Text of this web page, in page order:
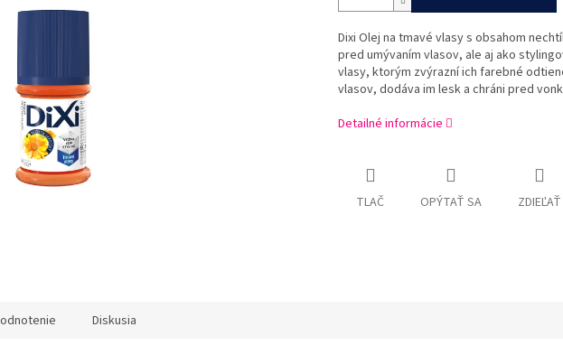
Dixi Olej na tmavé vlasy s obsahom
pred umývaním vlasov, ale aj ako
vlasy, ktorým zvýrazní ich farebné
vlasov, dodáva im lesk a chráni pred
Detailné informácie
TLAČ OPÝTAŤ SA ZDIEĽAŤ
Diskusia